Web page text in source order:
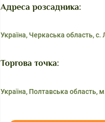
Адреса розсадника:
Україна, Черкаська область, с.
Торгова точка:
Україна, Полтавська область,